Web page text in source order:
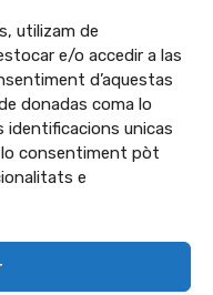
utilizam de
e/o accedir a las
d’aquestas
donadas coma lo
identificacions unicas
consentiment pòt
e
per l’Union Europèa peu
(POCTEFA 2021-
l’integracion economica e
Andòrra.